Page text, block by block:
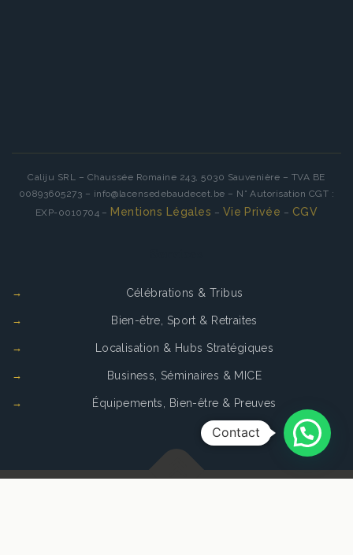
Caliju SRL – Chaussée Romaine 243, 5030 Sauvenière – TVA BE
00893605273 – info@lacensedebaudecet.be – N° Autorisation CGT :
EXP-0010704 – Mentions Légales – Vie Privée – CGV
Célébrations & Tribus
Bien-être, Sport & Retraites
Localisation & Hubs Stratégiques
Business, Séminaires & MICE
Équipements, Bien-être & Preuves
Contact